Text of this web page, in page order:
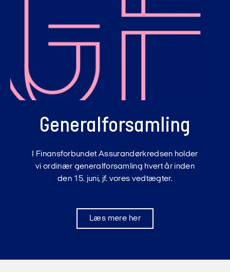
General­forsamling
I Finansforbundet Assurandørkredsen holder
vi ordinær generalforsamling hvert år inden
den 15. juni, jf. vores vedtægter.
Læs mere her